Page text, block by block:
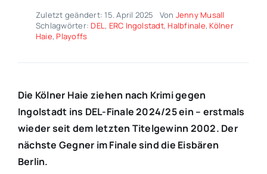
Zuletzt geändert: 15. April 2025 Von Jenny Musall
Schlagwörter: DEL, ERC Ingolstadt, Halbfinale, Kölner
Haie, Playoffs
Die Kölner Haie ziehen nach Krimi gegen
Ingolstadt ins DEL-Finale 2024/25 ein – erstmals
wieder seit dem letzten Titelgewinn 2002. Der
nächste Gegner im Finale sind die Eisbären
Berlin.